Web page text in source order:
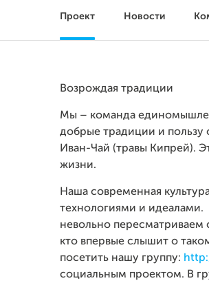
Проект Новости
Возрождая традиции
Мы – команда
добрые традиции и пользу
Иван-Чай (травы Кипрей).
жизни.
Наша современная
технологиями и
невольно
кто впервые слышит о
посетить нашу группу:
социальным проектом. В